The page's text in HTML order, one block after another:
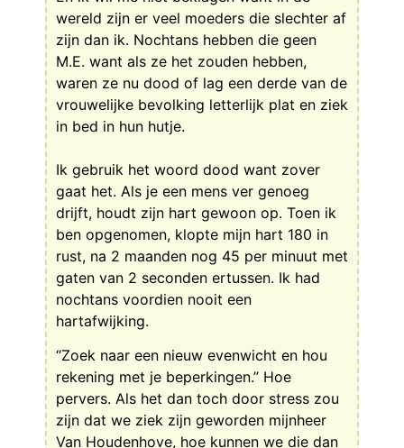
wereld zijn er veel moeders die slechter af
zijn dan ik. Nochtans hebben die geen
M.E. want als ze het zouden hebben,
waren ze nu dood of lag een derde van de
vrouwelijke bevolking letterlijk plat en ziek
in bed in hun hutje.
Ik gebruik het woord dood want zover
gaat het. Als je een mens ver genoeg
drijft, houdt zijn hart gewoon op. Toen ik
ben opgenomen, klopte mijn hart 180 in
rust, na 2 maanden nog 45 per minuut met
gaten van 2 seconden ertussen. Ik had
nochtans voordien nooit een
hartafwijking.
“Zoek naar een nieuw evenwicht en hou
rekening met je beperkingen.” Hoe
pervers. Als het dan toch door stress zou
zijn dat we ziek zijn geworden mijnheer
Van Houdenhove, hoe kunnen we die dan